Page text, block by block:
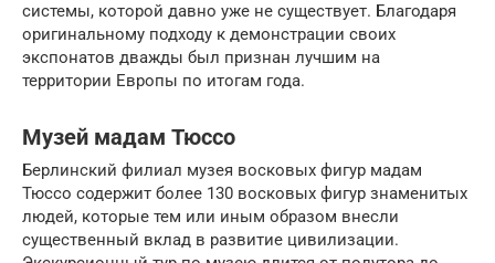
системы, которой давно уже не существует. Благодаря
оригинальному подходу к демонстрации своих
экспонатов дважды был признан лучшим на
территории Европы по итогам года.
Музей мадам Тюссо
Берлинский филиал музея восковых фигур мадам
Тюссо содержит более 130 восковых фигур знаменитых
людей, которые тем или иным образом внесли
существенный вклад в развитие цивилизации.